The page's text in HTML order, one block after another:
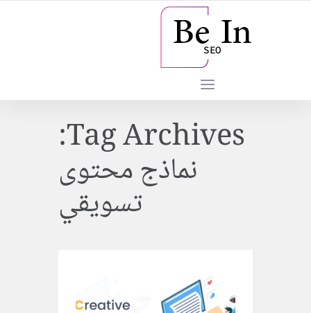
Tag Archives:
نماذج محتوى
تسويقي